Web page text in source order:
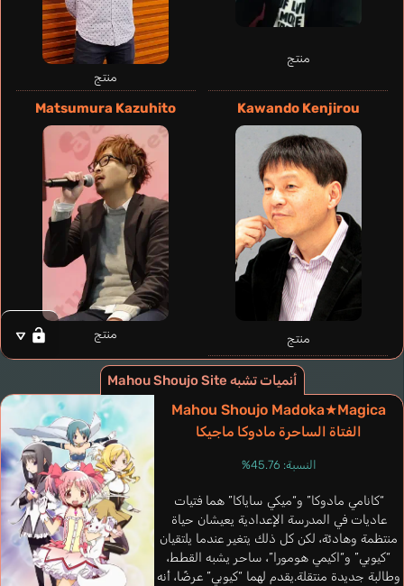
منتج
منتج
Kawando Kenjirou
منتج
Matsumura Kazuhito
منتج
Yatsumura
Tsuyuno
Akaneya Himika
Baumgardt Birte
ألماني
Amagai Kosame
أنميات تشبه Mahou Shoujo Site
Mahou Shoujo Madoka★Magica
الفتاة الساحرة مادوكا ماجيكا
النسبة: 45.76%
“كانامي مادوكا” و“ميكي ساياكا” هما فتيات
عاديات في المدرسة الإعدادية يعيشان حياة
منتظمة وهادئة، لكن كل ذلك يتغير عندما يلتقيان
“كيوبي” و“اكيمي هومورا”، ساحر يشبه القطط،
وطالبة جديدة منتقلة.يقدم لهما “كيوبي” عرضًا، أنه